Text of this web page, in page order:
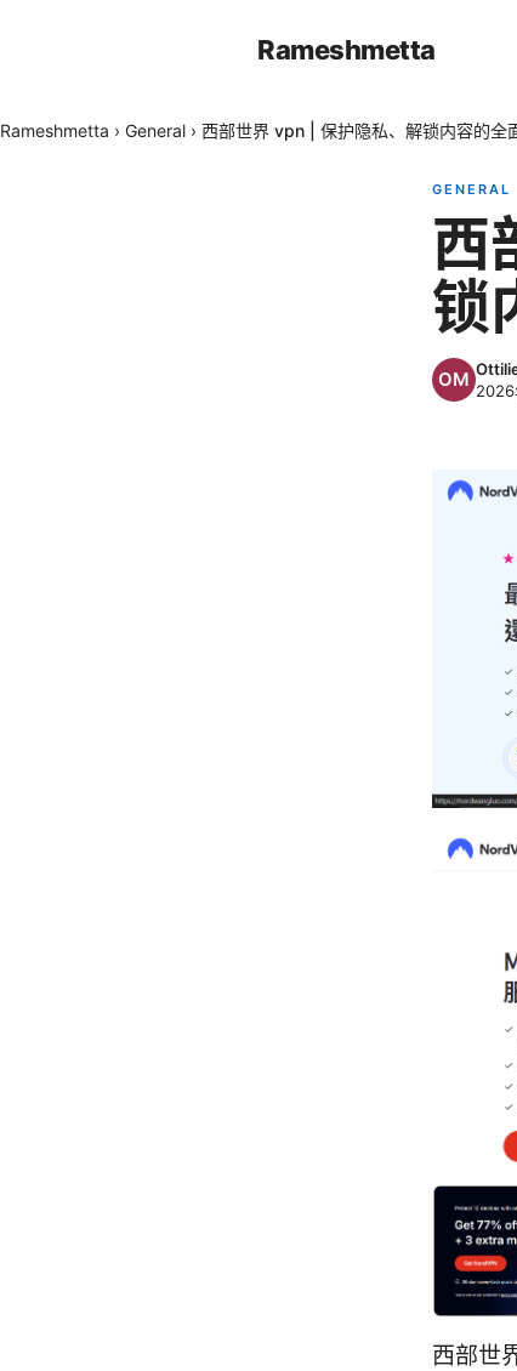
Rameshmetta
Rameshmetta › General › 西部世界 vpn | 保护隐私、解锁内容的全
GENERAL
西
锁
2026
西部世